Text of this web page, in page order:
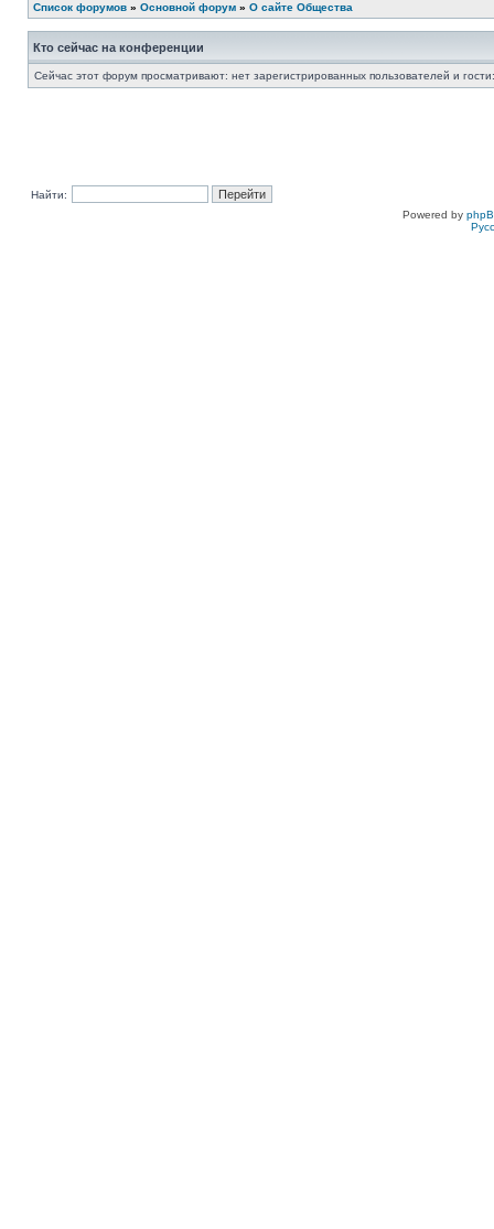
Список форумов » Основной форум » О сайте Общества
Кто сейчас на конференции
Сейчас этот форум просматривают: нет зарегистрированных пользователей и
Найти:
Powered by